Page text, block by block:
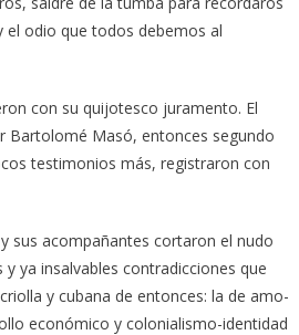
el odio que todos debemos al
con su quijotesco juramento. El
Bartolomé Masó, entonces segundo
testimonios más, registraron con
sus acompañantes cortaron el nudo
ya insalvables contradicciones que
y cubana de entonces: la de amo-
económico y colonialismo-identidad